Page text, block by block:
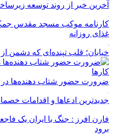
آخرین خبر از روند توسعه
غذای روزانه
خیابان؛ قلب تپنده‌ای که دشمن
ضرورت حضور شتاب ‌دهنده‌ها در
جدیدترین ادعاها و اقدامات
فارن افرز : جنگ با ایران یک
برود